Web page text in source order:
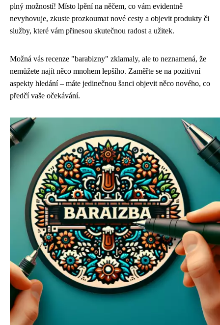
plný možností! Místo lpění na něčem, co vám evidentně
nevyhovuje, zkuste prozkoumat nové cesty a objevit produkty či
služby, které vám přinesou skutečnou radost a užitek.
Možná vás recenze "barabizny" zklamaly, ale to neznamená, že
nemůžete najít něco mnohem lepšího. Zaměřte se na pozitivní
aspekty hledání – máte jedinečnou šanci objevit něco nového, co
předčí vaše očekávání.